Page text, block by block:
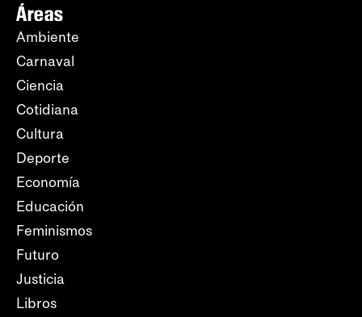
Áreas
Ambiente
Carnaval
Ciencia
Cotidiana
Cultura
Deporte
Economía
Educación
Feminismos
Futuro
Justicia
Libros